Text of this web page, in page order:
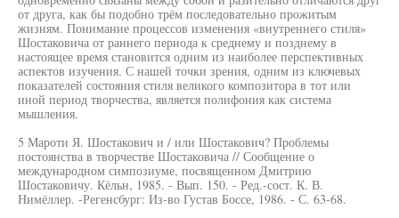
от друга, как бы подобно трём последовательно прожитым
жизням. Понимание процессов изменения «внутреннего стиля»
Шостаковича от раннего периода к среднему и позднему в
настоящее время становится одним из наиболее перспективных
аспектов изучения. С нашей точки зрения, одним из ключевых
показателей состояния стиля великого композитора в тот или
иной период творчества, является полифония как система
мышления.
5 Мароти Я. Шостакович и / или Шостакович? Проблемы
постоянства в творчестве Шостаковича // Сообщение о
международном симпозиуме, посвященном Дмитрию
Шостаковичу. Кёльн, 1985. - Вып. 150. - Ред.-сост. К. В.
Нимёллер. -Регенсбург: Из-во Густав Боссе, 1986. - С. 63-68.